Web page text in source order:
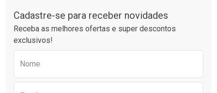
Ativar Desconto
Comprar sem Desconto
Comprar sem Desconto
Por R$ 45,14/cada
Ativar Desconto
Comprar sem Desconto
Comprar sem Desconto
Cadastre-se para receber novidades
Receba as melhores ofertas e super descontos
exclusivos!
Nome